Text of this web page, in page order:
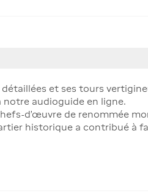
et ses tours
notre audioguide en ligne.
d'œuvre de renommée
historique a contribué à